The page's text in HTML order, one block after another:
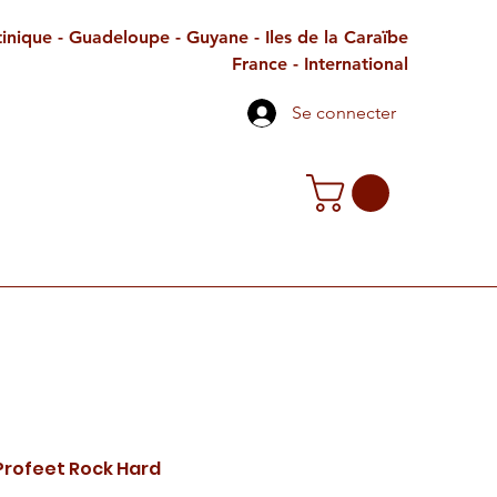
- Guadeloupe - Guyane - Iles de la Caraïbe
France - International
Se connecter
Rock Hard